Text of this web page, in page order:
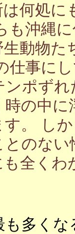
何処
も沖縄
動物
仕事に
ポず
の中
。 し
とのな
全くわ
多く